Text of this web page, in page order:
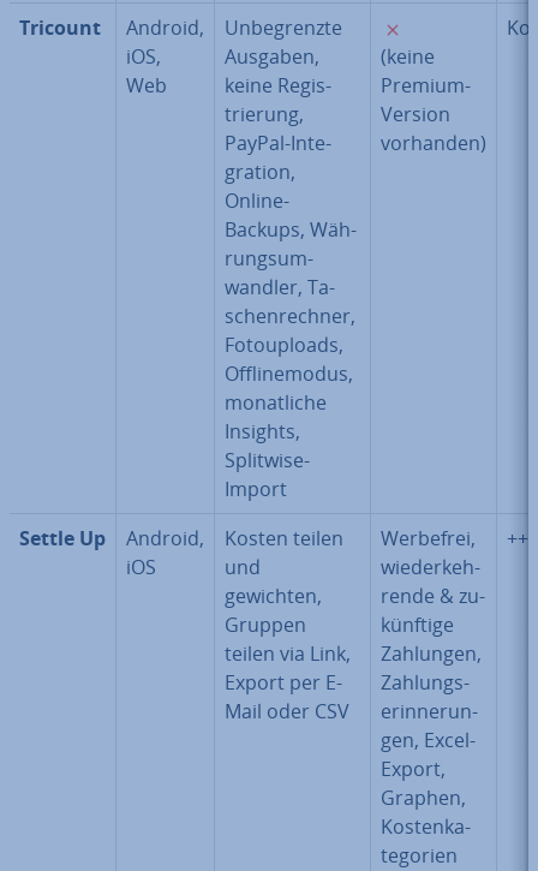
Tricount
Android,
iOS,
Web
Un­be­grenz­te
Ausgaben,
keine Re­gis­
trie­rung,
PayPal-In­te­
gra­ti­on,
Online-
Backups, Wäh­
rungs­um­
wand­ler, Ta­
schen­rech­ner,
Fo­to­u­ploads,
Off­line­mo­dus,
mo­nat­li­che
Insights,
Splitwise-
Import
(keine
Premium-
Version
vorhanden)
Settle Up
Android,
iOS
Kosten teilen
und
gewichten,
Gruppen
teilen via Link,
Export per E-
Mail oder CSV
Werbefrei,
wie­der­keh­
ren­de & zu­
künf­ti­ge
Zahlungen,
Zah­lungs­
er­in­ne­run­
gen, Excel-
Export,
Graphen,
Kos­ten­ka­
te­go­rien
++